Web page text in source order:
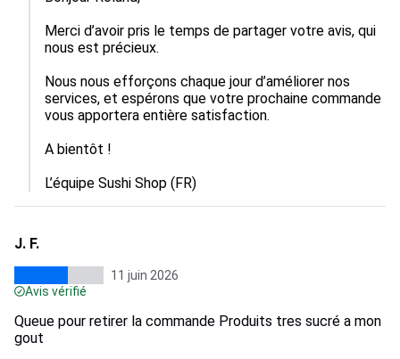
Merci d’avoir pris le temps de partager votre avis, qui
nous est précieux.
Nous nous efforçons chaque jour d’améliorer nos
services, et espérons que votre prochaine commande
vous apportera entière satisfaction.
A bientôt !
L’équipe Sushi Shop (FR)
J. F.
11 juin 2026
Avis vérifié
Queue pour retirer la commande Produits tres sucré a mon
gout